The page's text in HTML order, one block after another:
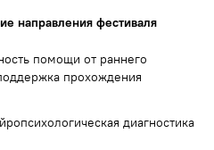
направления фестиваля
помощи от раннего
прохождения
диагностика